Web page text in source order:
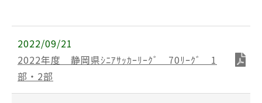
2022/09/21
2022年度 静岡県ｼﾆｱｻｯｶｰﾘｰｸﾞ 70ﾘｰｸﾞ 1
部・2部